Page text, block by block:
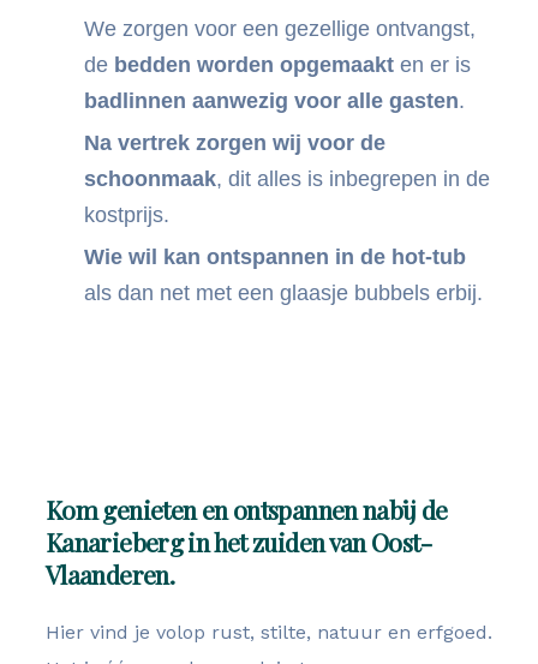
We zorgen voor een gezellige ontvangst,
de bedden worden opgemaakt en er is
badlinnen aanwezig voor alle gasten.
Na vertrek zorgen wij voor de
schoonmaak, dit alles is inbegrepen in de
kostprijs.
Wie wil kan ontspannen in de hot-tub
als dan net met een glaasje bubbels erbij.
Kom genieten en ontspannen nabij de
Kanarieberg in het zuiden van Oost-
Vlaanderen.
Hier vind je volop rust, stilte, natuur en erfgoed.